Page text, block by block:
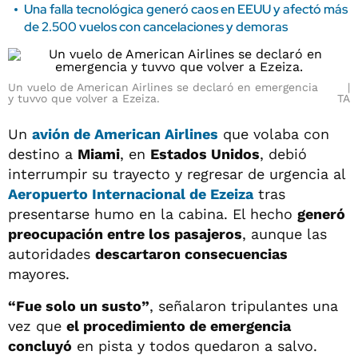
Una falla tecnológica generó caos en EEUU y afectó más
de 2.500 vuelos con cancelaciones y demoras
Un vuelo de American Airlines se declaró en emergencia
y tuvvo que volver a Ezeiza.
TA
Un avión de American Airlines que volaba con
destino a Miami, en Estados Unidos, debió
interrumpir su trayecto y regresar de urgencia al
Aeropuerto Internacional de Ezeizatras
presentarse humo en la cabina. El hecho generó
preocupación entre los pasajeros, aunque las
autoridades descartaron consecuencias
mayores.
“Fue solo un susto”, señalaron tripulantes una
vez que el procedimiento de emergencia
concluyó en pista y todos quedaron a salvo.